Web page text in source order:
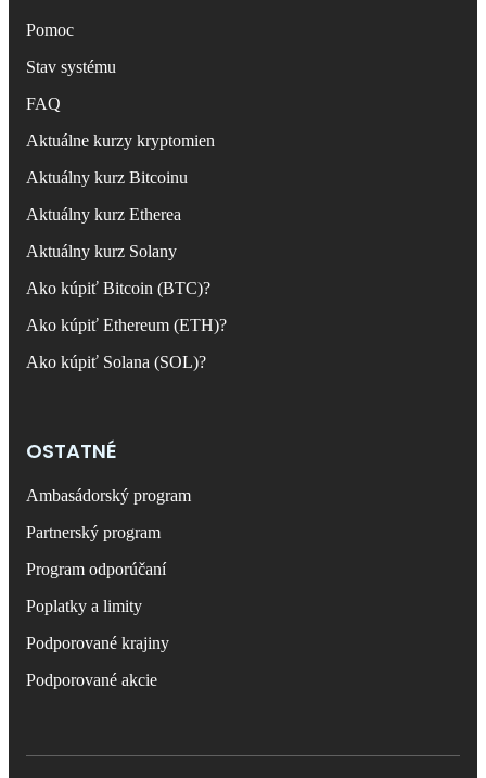
Pomoc
Stav systému
FAQ
Aktuálne kurzy kryptomien
Aktuálny kurz Bitcoinu
Aktuálny kurz Etherea
Aktuálny kurz Solany
Ako kúpiť Bitcoin (BTC)?
Ako kúpiť Ethereum (ETH)?
Ako kúpiť Solana (SOL)?
OSTATNÉ
Ambasádorský program
Partnerský program
Program odporúčaní
Poplatky a limity
Podporované krajiny
Podporované akcie